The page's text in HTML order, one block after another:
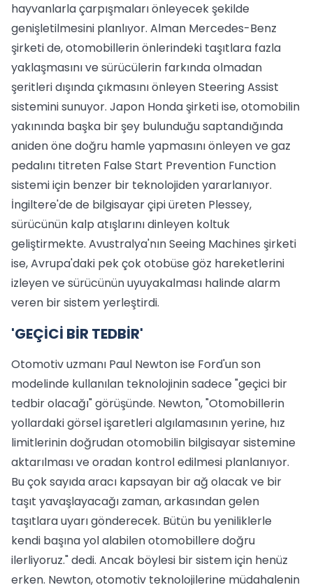
hayvanlarla çarpışmaları önleyecek şekilde
genişletilmesini planlıyor. Alman Mercedes-Benz
şirketi de, otomobillerin önlerindeki taşıtlara fazla
yaklaşmasını ve sürücülerin farkında olmadan
şeritleri dışında çıkmasını önleyen Steering Assist
sistemini sunuyor. Japon Honda şirketi ise, otomobilin
yakınında başka bir şey bulunduğu saptandığında
aniden öne doğru hamle yapmasını önleyen ve gaz
pedalını titreten False Start Prevention Function
sistemi için benzer bir teknolojiden yararlanıyor.
İngiltere'de de bilgisayar çipi üreten Plessey,
sürücünün kalp atışlarını dinleyen koltuk
geliştirmekte. Avustralya'nın Seeing Machines şirketi
ise, Avrupa'daki pek çok otobüse göz hareketlerini
izleyen ve sürücünün uyuyakalması halinde alarm
veren bir sistem yerleştirdi.
'GEÇİCİ BİR TEDBİR'
Otomotiv uzmanı Paul Newton ise Ford'un son
modelinde kullanılan teknolojinin sadece "geçici bir
tedbir olacağı" görüşünde. Newton, "Otomobillerin
yollardaki görsel işaretleri algılamasının yerine, hız
limitlerinin doğrudan otomobilin bilgisayar sistemine
aktarılması ve oradan kontrol edilmesi planlanıyor.
Bu çok sayıda aracı kapsayan bir ağ olacak ve bir
taşıt yavaşlayacağı zaman, arkasından gelen
taşıtlara uyarı gönderecek. Bütün bu yeniliklerle
kendi başına yol alabilen otomobillere doğru
ilerliyoruz." dedi. Ancak böylesi bir sistem için henüz
erken. Newton, otomotiv teknolojilerine müdahalenin